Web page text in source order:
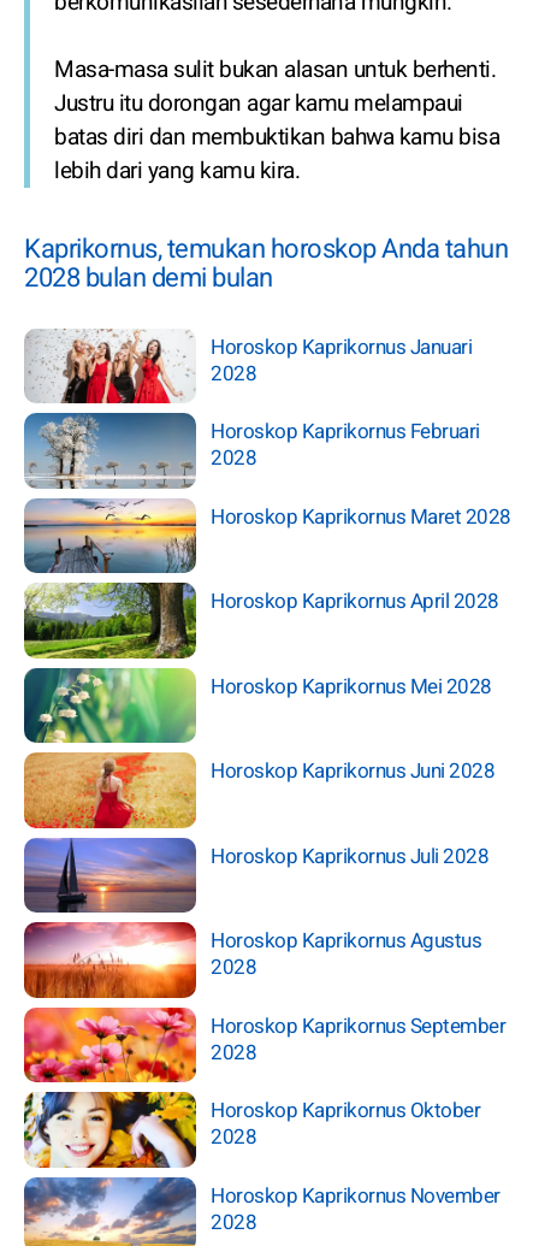
Masa-masa sulit bukan alasan untuk berhenti.
Justru itu dorongan agar kamu melampaui
batas diri dan membuktikan bahwa kamu bisa
lebih dari yang kamu kira.
Kaprikornus, temukan horoskop Anda tahun
2028 bulan demi bulan
Horoskop Kaprikornus Januari
2028
Horoskop Kaprikornus Februari
2028
Horoskop Kaprikornus Maret 2028
Horoskop Kaprikornus April 2028
Horoskop Kaprikornus Mei 2028
Horoskop Kaprikornus Juni 2028
Horoskop Kaprikornus Juli 2028
Horoskop Kaprikornus Agustus
2028
Horoskop Kaprikornus September
2028
Horoskop Kaprikornus Oktober
2028
Horoskop Kaprikornus November
2028